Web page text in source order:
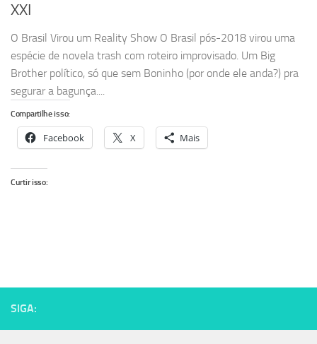
XXI
O Brasil Virou um Reality Show O Brasil pós-2018 virou uma
espécie de novela trash com roteiro improvisado. Um Big
Brother político, só que sem Boninho (por onde ele anda?) pra
segurar a bagunça....
Compartilhe isso:
Facebook X Mais
Curtir isso:
SIGA: